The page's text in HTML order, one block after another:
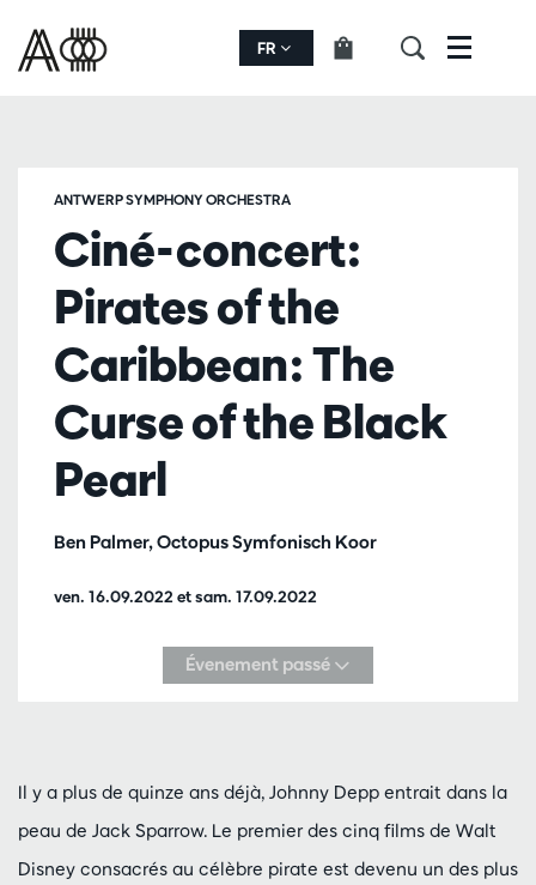
FR Menu
Ciné-concert:
Pirates of the
Caribbean: The
Curse of the Black
Pearl
Ben Palmer, Octopus Symfonisch Koor
ANTWERP SYMPHONY ORCHESTRA
ven. 16.09.2022 etsam. 17.09.2022
Évenement passé
Il y a plus de quinze ans déjà, Johnny Depp entrait dans la
peau de Jack Sparrow. Le premier des cinq films de Walt
Disney consacrés au célèbre pirate est devenu un des plus